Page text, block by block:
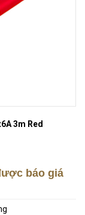
3m Red
báo giá